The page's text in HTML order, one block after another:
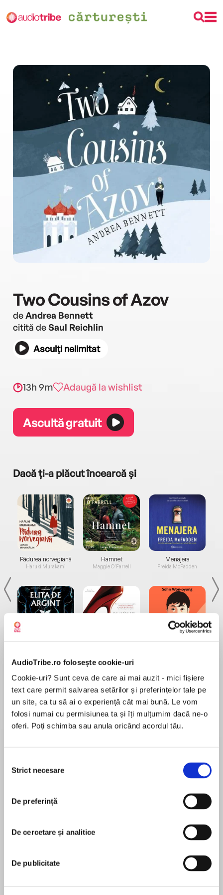
AudioTribe.ro folosește cookie-uri
Cookie-uri? Sunt ceva de care ai mai auzit - mici fișiere
text care permit salvarea setărilor și preferințelor tale pe
un site, ca tu să ai o experiență cât mai bună. Le vom
folosi numai cu permisiunea ta și îți mulțumim dacă ne-o
oferi. Poți schimba sau anula oricând acordul tău.
consimțământului
Strict necesare
De preferință
De cercetare și analitice
De publicitate
Two Cousins of Azov
deAndrea Bennett
citită deSaul Reichlin
Asculți nelimitat
13h 9m Adaugă la wishlist
Ascultă gratuit
Dacă ți-a plăcut încearcă și
Pădurea norvegiană
Haruki Murakami
de...
Dani Francis
Hamnet
Maggie O'Farrell
la...
Lauren Weisberger
Menajera
Freida McFadden
Desprecarte
A heartwarming novel about the surprise of
Gor is keeping busy. He has a magic show to
rehearse, his new assistant to get in line and a
dacha in dire need of weeding. But he keeps
being distracted by a tapping on his window –
him?
Tolya has woken from a long illness to find his
memory gone. Tidied away in a sanatorium,
În acest moment nu există recenzii
Andrea Bennett
Andrea Bennett graduated from the University of
Sheffield in History &amp; Russian and then spent